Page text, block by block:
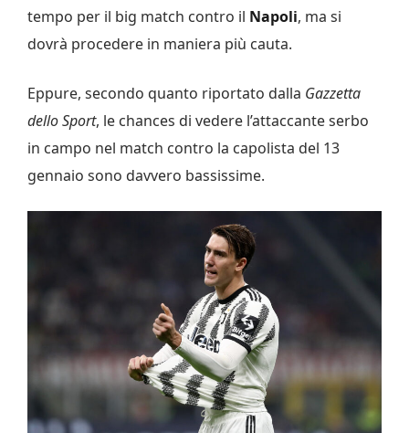
tempo per il big match contro il Napoli, ma si
dovrà procedere in maniera più cauta.
Eppure, secondo quanto riportato dalla Gazzetta
dello Sport, le chances di vedere l’attaccante serbo
in campo nel match contro la capolista del 13
gennaio sono davvero bassissime.